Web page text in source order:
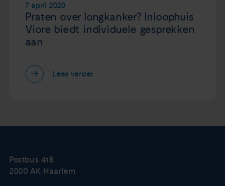
7 april 2020
Praten over longkanker? Inloophuis
Viore biedt individuele gesprekken
aan
Lees verder
Postbus 418
2000 AK Haarlem